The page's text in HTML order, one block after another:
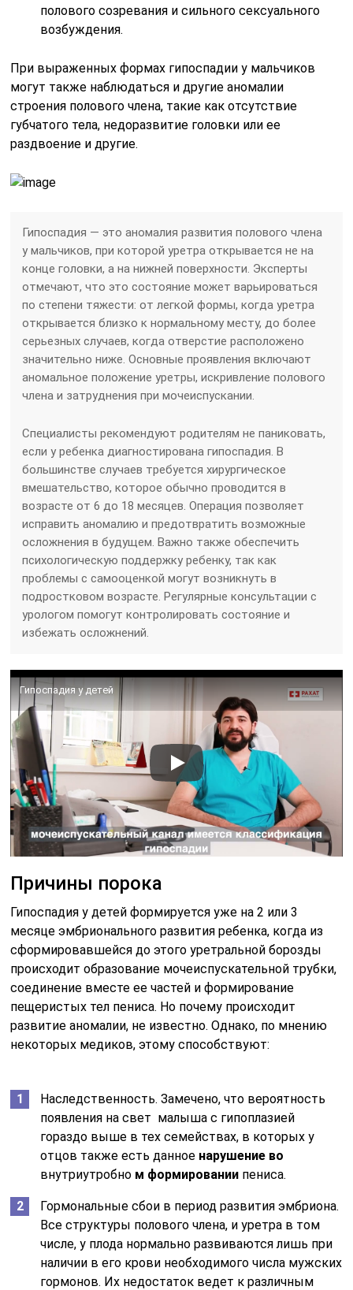
полового созревания и сильного сексуального
возбуждения.
При выраженных формах гипоспадии у мальчиков
могут также наблюдаться и другие аномалии
строения полового члена, такие как отсутствие
губчатого тела, недоразвитие головки или ее
раздвоение и другие.
Гипоспадия — это аномалия развития полового члена
у мальчиков, при которой уретра открывается не на
конце головки, а на нижней поверхности. Эксперты
отмечают, что это состояние может варьироваться
по степени тяжести: от легкой формы, когда уретра
открывается близко к нормальному месту, до более
серьезных случаев, когда отверстие расположено
значительно ниже. Основные проявления включают
аномальное положение уретры, искривление полового
члена и затруднения при мочеиспускании.
Специалисты рекомендуют родителям не паниковать,
если у ребенка диагностирована гипоспадия. В
большинстве случаев требуется хирургическое
вмешательство, которое обычно проводится в
возрасте от 6 до 18 месяцев. Операция позволяет
исправить аномалию и предотвратить возможные
осложнения в будущем. Важно также обеспечить
психологическую поддержку ребенку, так как
проблемы с самооценкой могут возникнуть в
подростковом возрасте. Регулярные консультации с
урологом помогут контролировать состояние и
избежать осложнений.
Гипоспадия у детей
Причины порока
Гипоспадия у детей формируется уже на 2 или 3
месяце эмбрионального развития ребенка, когда из
сформировавшейся до этого уретральной борозды
происходит образование мочеиспускательной трубки,
соединение вместе ее частей и формирование
пещеристых тел пениса. Но почему происходит
развитие аномалии, не известно. Однако, по мнению
некоторых медиков, этому способствуют:
Наследственность. Замечено, что вероятность
появления на свет малыша с гипоплазией
гораздо выше в тех семействах, в которых у
отцов также есть данное нарушение во
внутриутробно м формировании пениса.
Гормональные сбои в период развития эмбриона.
Все структуры полового члена, и уретра в том
числе, у плода нормально развиваются лишь при
наличии в его крови необходимого числа мужских
гормонов. Их недостаток ведет к различным